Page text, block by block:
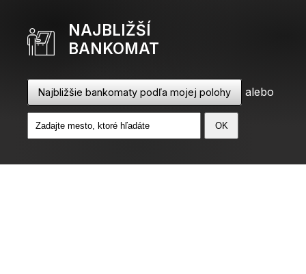
NAJBLIŽŠÍ
BANKOMAT
Najbližšie bankomaty podľa mojej polohy alebo